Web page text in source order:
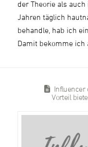
der Theorie als
Jahren täglich
behandle, hab ich
Damit bekomme
Influencer
Vorteil